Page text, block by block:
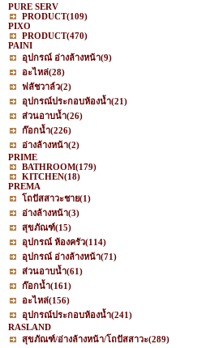
PURE SERV
PRODUCT(109)
PIXO
PRODUCT(470)
PAINI
อุปกรณ์ อ่างล้างหน้า(9)
อะไหล่(28)
ฟลัชวาล์ว(2)
อุปกรณ์ประกอบห้องน้ำ(21)
ส่วนอาบน้ำ(26)
ก๊อกน้ำ(226)
อ่างล้างหน้า(2)
PRIME
BATHROOM(179)
KITCHEN(18)
PREMA
โถปัสสาวะชาย(1)
อ่างล้างหน้า(3)
สุขภัณฑ์(15)
อุปกรณ์ ห้องครัว(114)
อุปกรณ์ อ่างล้างหน้า(71)
ส่วนอาบน้ำ(61)
ก๊อกน้ำ(161)
อะไหล่(156)
อุปกรณ์ประกอบห้องน้ำ(241)
RASLAND
สุขภัณฑ์/อ่างล้างหน้า/โถปัสสาวะ(289)